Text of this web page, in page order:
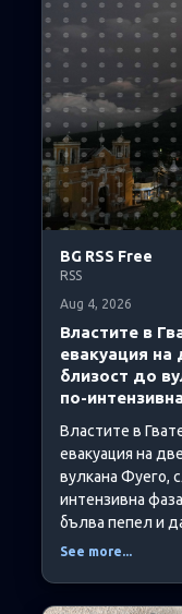
BG RSS Free
RSS
Aug 4, 2026
Властите в
евакуация на
близост до
по-
Властите в
евакуация на
вулкана Фуего,
интензивна
бълва пепел и
See more...